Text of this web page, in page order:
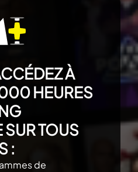
À
HEURES
TOUS
:
de